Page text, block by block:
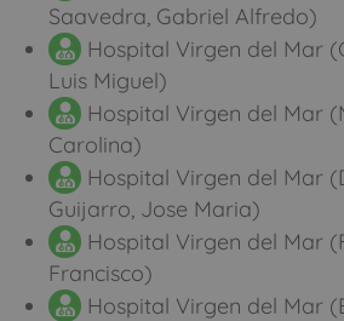
Saavedra, Gabriel Alfredo)
Hospital Virgen del Mar
Luis Miguel)
Hospital Virgen del Mar
Carolina)
Hospital Virgen del Mar
Guijarro, Jose Maria)
Hospital Virgen del Mar
Francisco)
Hospital Virgen del Mar